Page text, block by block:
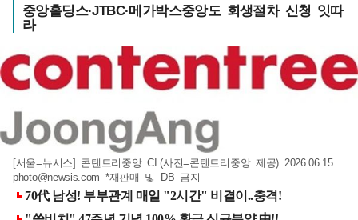
중앙홀딩스·JTBC·메가박스중앙도 회생절차 신청 잇따
라
[서울=뉴시스] 콘텐트리중앙 CI.(사진=콘텐트리중앙 제공) 2026.06.15.
photo@newsis.com *재판매 및 DB 금지